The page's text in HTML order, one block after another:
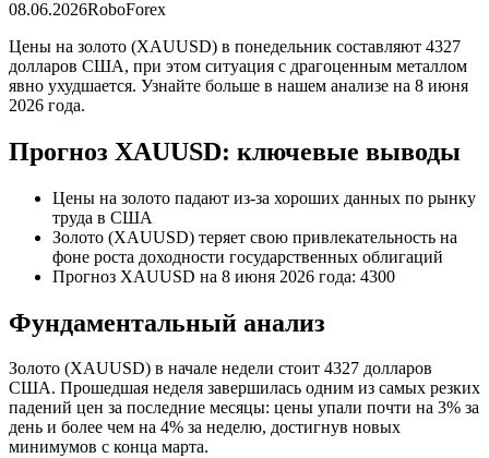
08.06.2026RoboForex
Цены на золото (XAUUSD) в понедельник составляют 4327
долларов США, при этом ситуация с драгоценным металлом
явно ухудшается. Узнайте больше в нашем анализе на 8 июня
2026 года.
Прогноз XAUUSD: ключевые выводы
Цены на золото падают из-за хороших данных по рынку
труда в США
Золото (XAUUSD) теряет свою привлекательность на
фоне роста доходности государственных облигаций
Прогноз XAUUSD на 8 июня 2026 года: 4300
Фундаментальный анализ
Золото (XAUUSD) в начале недели стоит 4327 долларов
США. Прошедшая неделя завершилась одним из самых резких
падений цен за последние месяцы: цены упали почти на 3% за
день и более чем на 4% за неделю, достигнув новых
минимумов с конца марта.